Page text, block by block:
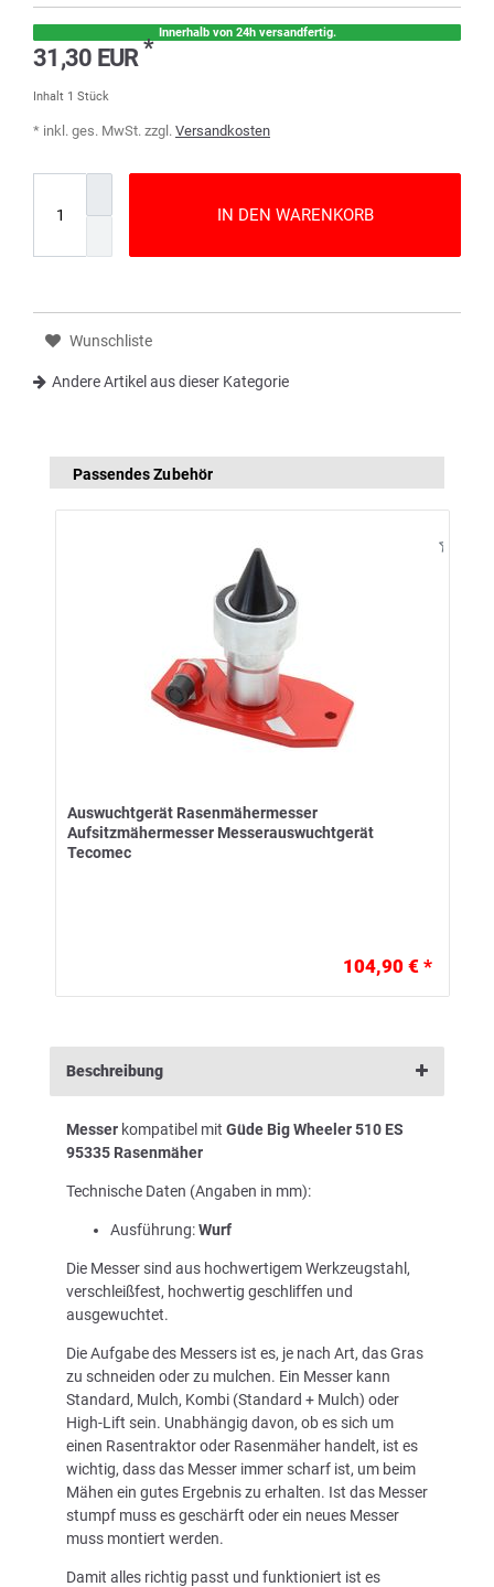
Innerhalb von 24h versandfertig.
31,30 EUR*
Inhalt 1 Stück
* inkl. ges. MwSt. zzgl. Versandkosten
IN DEN WARENKORB
Wunschliste
Andere Artikel aus dieser Kategorie
Passendes Zubehör
Auswuchtgerät Rasenmähermesser
Aufsitzmähermesser Messerauswuchtgerät
Tecomec
104,90 € *
Beschreibung
Messer kompatibel mit Güde Big Wheeler 510 ES
95335 Rasenmäher
Technische Daten (Angaben in mm):
Ausführung:Wurf
Die Messer sind aus hochwertigem Werkzeugstahl,
verschleißfest, hochwertig geschliffen und
ausgewuchtet.
Die Aufgabe des Messers ist es, je nach Art, das Gras
zu schneiden oder zu mulchen. Ein Messer kann
Standard, Mulch, Kombi (Standard + Mulch) oder
High-Lift sein. Unabhängig davon, ob es sich um
einen Rasentraktor oder Rasenmäher handelt, ist es
wichtig, dass das Messer immer scharf ist, um beim
Mähen ein gutes Ergebnis zu erhalten. Ist das Messer
stumpf muss es geschärft oder ein neues Messer
muss montiert werden.
Damit alles richtig passt und funktioniert ist es